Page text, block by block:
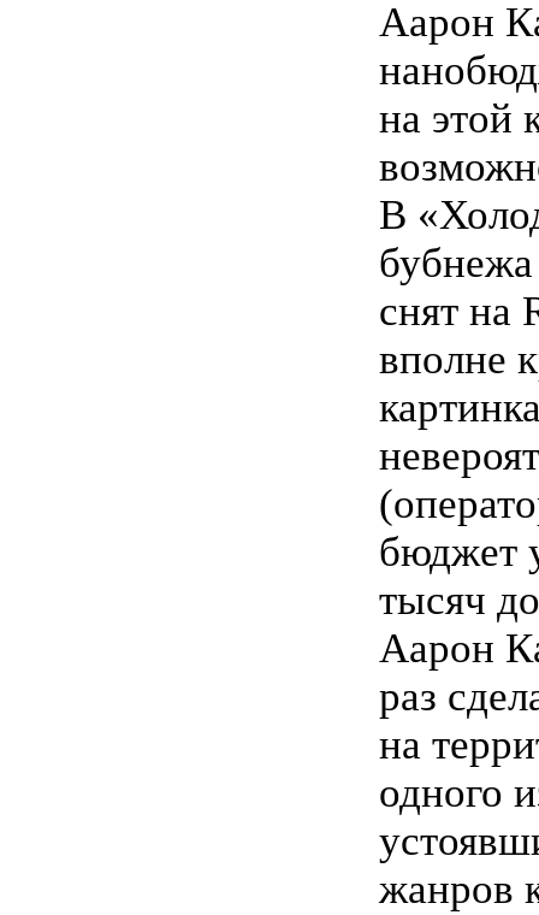
Аарон
на этой
В
бубнежа
снят на
вполне
бюджет
тысяч
Аарон
раз
на
одного
жанров